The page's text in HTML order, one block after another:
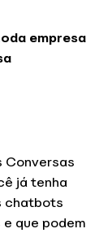
empresa
Conversas
já tenha
chatbots
que podem